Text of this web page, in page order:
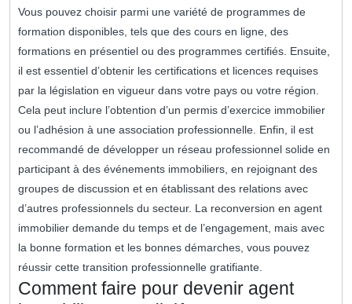
Vous pouvez choisir parmi une variété de programmes de
formation disponibles, tels que des cours en ligne, des
formations en présentiel ou des programmes certifiés. Ensuite,
il est essentiel d’obtenir les certifications et licences requises
par la législation en vigueur dans votre pays ou votre région.
Cela peut inclure l’obtention d’un permis d’exercice immobilier
ou l’adhésion à une association professionnelle. Enfin, il est
recommandé de développer un réseau professionnel solide en
participant à des événements immobiliers, en rejoignant des
groupes de discussion et en établissant des relations avec
d’autres professionnels du secteur. La reconversion en agent
immobilier demande du temps et de l’engagement, mais avec
la bonne formation et les bonnes démarches, vous pouvez
réussir cette transition professionnelle gratifiante.
Comment faire pour devenir agent